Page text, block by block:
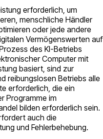
erforderlich, um
menschliche Händler
oder jede andere
Vermögenswerten auf
des KI-Betriebs
Computer mit
basiert, sind zur
reibungslosen Betriebs alle
erforderlich, die ein
Programme im
bilden erforderlich sein.
auch die
und Fehlerbehebung.